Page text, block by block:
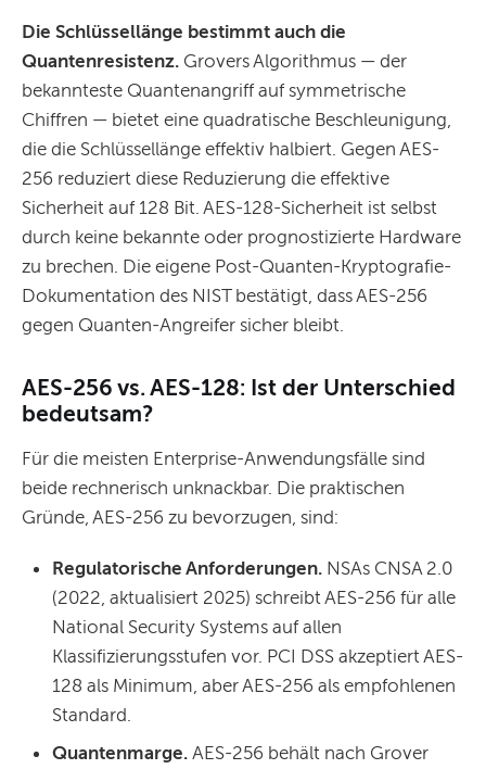
Die Schlüssellänge bestimmt auch die
Quantenresistenz. Grovers Algorithmus — der
bekannteste Quantenangriff auf symmetrische
Chiffren — bietet eine quadratische Beschleunigung,
die die Schlüssellänge effektiv halbiert. Gegen AES-
256 reduziert diese Reduzierung die effektive
Sicherheit auf 128 Bit. AES-128-Sicherheit ist selbst
durch keine bekannte oder prognostizierte Hardware
zu brechen. Die eigene Post-Quanten-Kryptografie-
Dokumentation des NIST bestätigt, dass AES-256
gegen Quanten-Angreifer sicher bleibt.
AES-256 vs. AES-128: Ist der Unterschied
bedeutsam?
Für die meisten Enterprise-Anwendungsfälle sind
beide rechnerisch unknackbar. Die praktischen
Gründe, AES-256 zu bevorzugen, sind:
Regulatorische Anforderungen. NSAs CNSA 2.0
(2022, aktualisiert 2025) schreibt AES-256 für alle
National Security Systems auf allen
Klassifizierungsstufen vor. PCI DSS akzeptiert AES-
128 als Minimum, aber AES-256 als empfohlenen
Standard.
Quantenmarge. AES-256 behält nach Grover